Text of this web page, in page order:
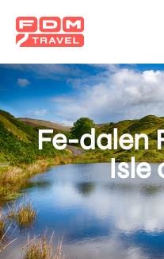
Gå
hovedindhold
Fe-dalen
Isle